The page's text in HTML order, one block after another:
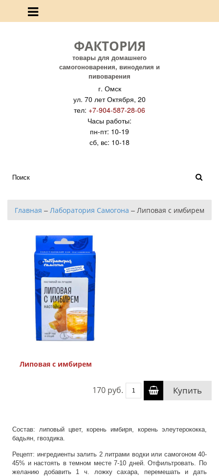
ФАКТОРИЯ
товары для домашнего
самогоноварения, виноделия и
пивоварения
г. Омск
ул. 70 лет Октября, 20
тел: +7-904-587-28-06
Часы работы:
пн-пт: 10-19
сб, вс: 10-18
Главная – Лаборатория Самогона – Липовая с имбирем
Липовая с имбирем
170 руб. Купить
Состав: липовый цвет, корень имбиря, корень элеутерококка,
бадьян, гвоздика.
Рецепт: ингредиенты залить 2 литрами водки или самогоном 40-
45% и настоять в темном месте 7-10 дней. Отфильтровать. По
желанию добавить 1 ч. ложку сахара, перемешать и дать